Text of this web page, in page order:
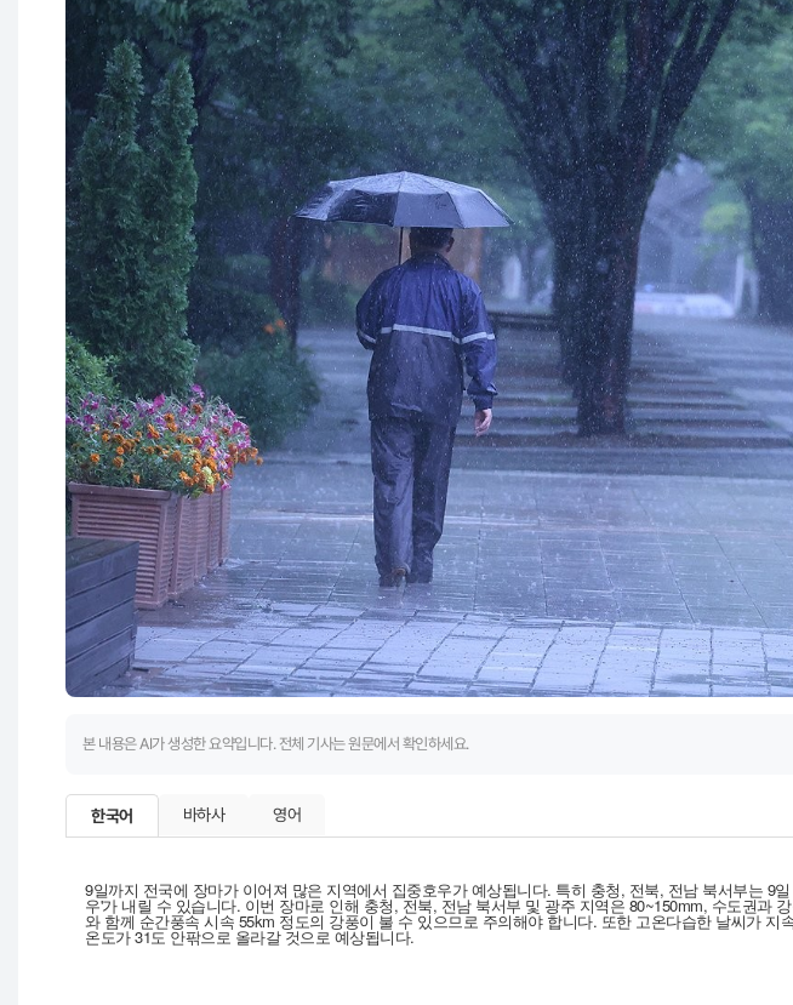
본 내용은 AI가 생성한 요약입니다. 전체 기사는 원문에서 확인하세요.
한국어 바하사 영어
9일까지 전국에 장마가 이어져 많은 지역에서 집중호우가 예상됩니다. 특히 충청, 전북, 전남 북서부는 9
우'가 내릴 수 있습니다. 이번 장마로 인해 충청, 전북, 전남 북서부 및 광주 지역은 80~150mm, 수도권과
와 함께 순간풍속 시속 55km 정도의 강풍이 불 수 있으므로 주의해야 합니다. 또한 고온다습한 날씨가 지
온도가 31도 안팎으로 올라갈 것으로 예상됩니다.